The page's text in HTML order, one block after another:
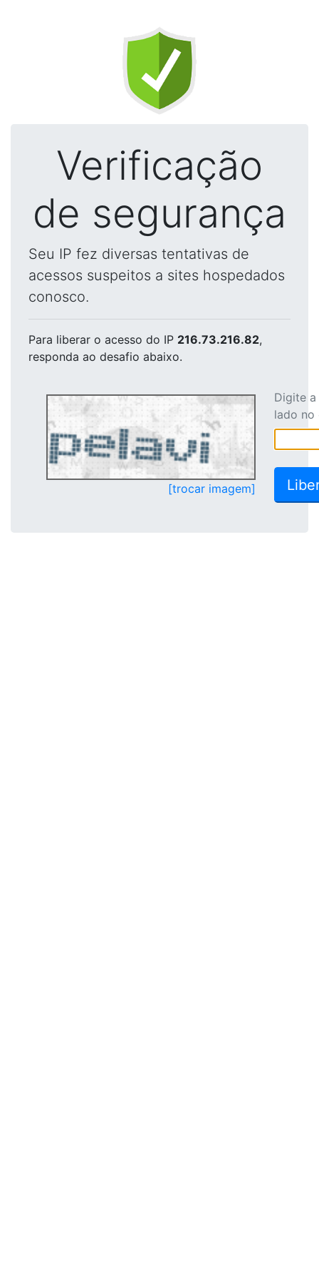
Verificação
de segurança
Seu IP fez diversas tentativas de
acessos suspeitos a sites hospedados
conosco.
Para liberar o acesso do IP 216.73.216.82,
responda ao desafio abaixo.
[trocar imagem]
Digite
lado no